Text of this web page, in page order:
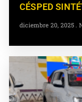
CÉSPED
diciembre 20, 2025